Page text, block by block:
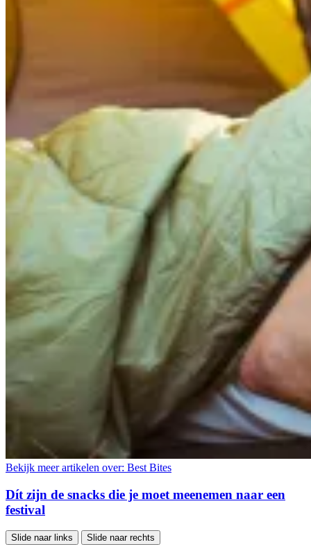
Bekijk meer artikelen over: Best Bites
Dít zijn de snacks die je moet meenemen naar een
festival
Slide naar links Slide naar rechts